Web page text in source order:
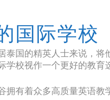
国际学校
泰国的精英人士来说，
学校视作一个更好的教育
拥有着众多高质量英语教